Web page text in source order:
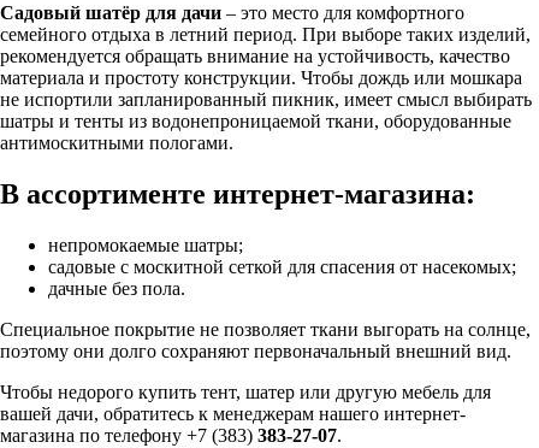
Садовый шатёр для дачи – это место для комфортного
семейного отдыха в летний период. При выборе таких изделий,
рекомендуется обращать внимание на устойчивость, качество
материала и простоту конструкции. Чтобы дождь или мошкара
не испортили запланированный пикник, имеет смысл выбирать
шатры и тенты из водонепроницаемой ткани, оборудованные
антимоскитными пологами.
В ассортименте интернет-магазина:
непромокаемые шатры;
садовые с москитной сеткой для спасения от насекомых;
дачные без пола.
Специальное покрытие не позволяет ткани выгорать на солнце,
поэтому они долго сохраняют первоначальный внешний вид.
Чтобы недорого купить тент, шатер или другую мебель для
вашей дачи, обратитесь к менеджерам нашего интернет-
магазина по телефону +7 (383) 383-27-07.